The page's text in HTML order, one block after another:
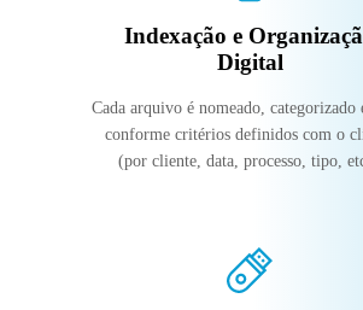
Indexação e
Digital
Cada arquivo é nomeado, categorizado
conforme critérios definidos com o
(por cliente, data, processo, tipo,